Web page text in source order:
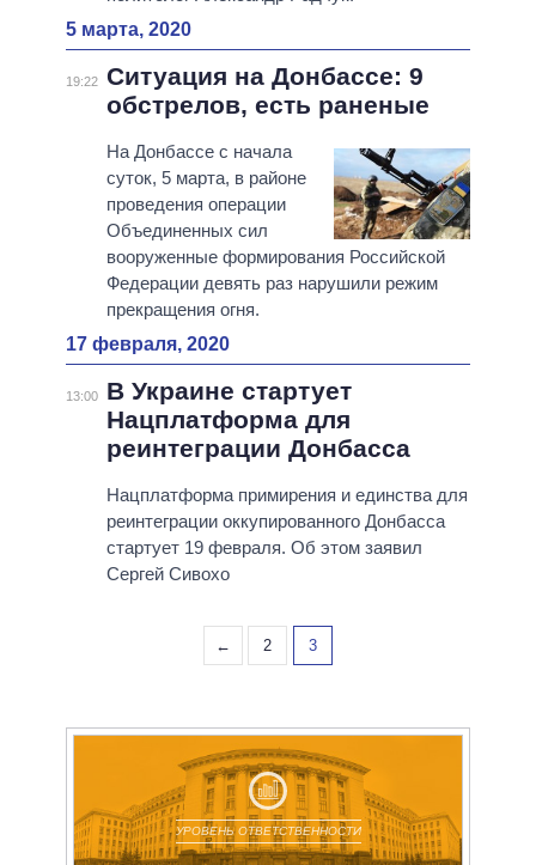
5 марта, 2020
19:22 Ситуация на Донбассе: 9
обстрелов, есть раненые
На Донбассе с начала
суток, 5 марта, в районе
проведения операции
Объединенных сил
вооруженные формирования Российской
Федерации девять раз нарушили режим
прекращения огня.
17 февраля, 2020
13:00
В Украине стартует
Нацплатформа для
реинтеграции Донбасса
Нацплатформа примирения и единства для
реинтеграции оккупированного Донбасса
стартует 19 февраля. Об этом заявил
Сергей Сивохо
← 2 3
УРОВЕНЬ ОТВЕТСТВЕННОСТИ